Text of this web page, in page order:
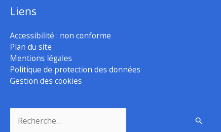
Liens
Accessibilité : non conforme
Plan du site
Mentions légales
Politique de protection des données
Gestion des cookies